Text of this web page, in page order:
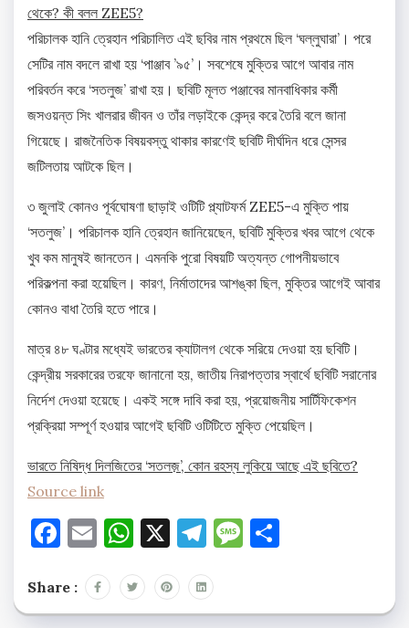
থেকে? কী বলল ZEE5?
পরিচালক হানি ত্রেহান পরিচালিত এই ছবির নাম প্রথমে ছিল ‘ঘল্লুঘারা’। পরে
সেটির নাম বদলে রাখা হয় ‘পাঞ্জাব ’৯৫’। সবশেষে মুক্তির আগে আবার নাম
পরিবর্তন করে ‘সতলুজ’ রাখা হয়। ছবিটি মূলত পঞ্জাবের মানবাধিকার কর্মী
জসওয়ন্ত সিং খালরার জীবন ও তাঁর লড়াইকে কেন্দ্র করে তৈরি বলে জানা
গিয়েছে। রাজনৈতিক বিষয়বস্তু থাকার কারণেই ছবিটি দীর্ঘদিন ধরে সেন্সর
জটিলতায় আটকে ছিল।
৩ জুলাই কোনও পূর্বঘোষণা ছাড়াই ওটিটি প্ল্যাটফর্ম ZEE5-এ মুক্তি পায়
‘সতলুজ’। পরিচালক হানি ত্রেহান জানিয়েছেন, ছবিটি মুক্তির খবর আগে থেকে
খুব কম মানুষই জানতেন। এমনকি পুরো বিষয়টি অত্যন্ত গোপনীয়ভাবে
পরিকল্পনা করা হয়েছিল। কারণ, নির্মাতাদের আশঙ্কা ছিল, মুক্তির আগেই আবার
কোনও বাধা তৈরি হতে পারে।
মাত্র ৪৮ ঘণ্টার মধ্যেই ভারতের ক্যাটালগ থেকে সরিয়ে দেওয়া হয় ছবিটি।
কেন্দ্রীয় সরকারের তরফে জানানো হয়, জাতীয় নিরাপত্তার স্বার্থে ছবিটি সরানোর
নির্দেশ দেওয়া হয়েছে। একই সঙ্গে দাবি করা হয়, প্রয়োজনীয় সার্টিফিকেশন
প্রক্রিয়া সম্পূর্ণ হওয়ার আগেই ছবিটি ওটিটিতে মুক্তি পেয়েছিল।
ভারতে নিষিদ্ধ দিলজিতের ‘সতলজ়’, কোন রহস্য লুকিয়ে আছে এই ছবিতে?
Source link
Facebook
EmailWhatsApp
X Telegram
Message
Share :